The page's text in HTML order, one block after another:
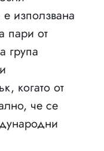
използвана
пари от
група
когато от
че се